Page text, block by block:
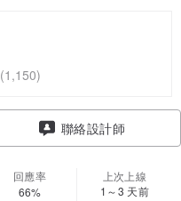
(1,150)
聯絡設計師
回應率
66%
上次上線
1～3 天前